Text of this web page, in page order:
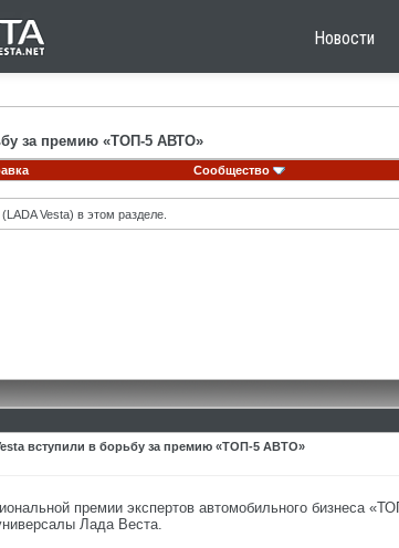
Новости
за премию «ТОП-5 АВТО»
Сообщество
Vesta) в этом разделе.
вступили в борьбу за премию «ТОП-5 АВТО»
премии экспертов автомобильного бизнеса
Лада Веста.